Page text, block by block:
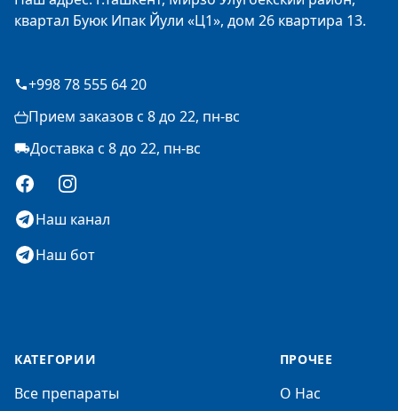
квартал Буюк Ипак Йули «Ц1», дом 26 квартира 13.
+998 78 555 64 20
Прием заказов с 8 до 22, пн-вс
Доставка с 8 до 22, пн-вс
FacebookInstagram
Наш канал
Наш бот
КАТЕГОРИИ
Все препараты
ПРОЧЕЕ
О Нас